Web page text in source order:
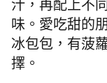
汁，再配上不
味。 愛吃甜的
冰包包，有菠
擇。